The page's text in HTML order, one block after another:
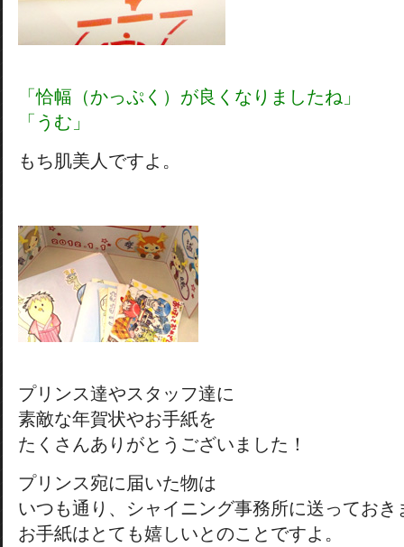
「恰幅（かっぷく）が良くなりましたね」
「うむ」
もち肌美人ですよ。
プリンス達やスタッフ達に
素敵な年賀状やお手紙を
たくさんありがとうございました！
プリンス宛に届いた物は
いつも通り、シャイニング事務所に送っておき
お手紙はとても嬉しいとのことですよ。